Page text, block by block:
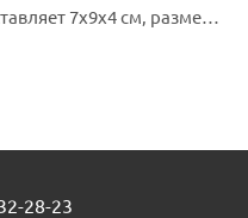
7х9х4 см, размер
видеокамерой и
28-23